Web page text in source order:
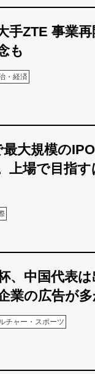
手ZTE 事業
も
・経済
大規模の
上場で目指
、中国代表
業の広告が多
チャー・スポーツ